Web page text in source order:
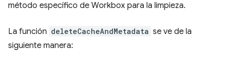
método específico de Workbox para la limpieza.
La función deleteCacheAndMetadata se ve de la
siguiente manera: